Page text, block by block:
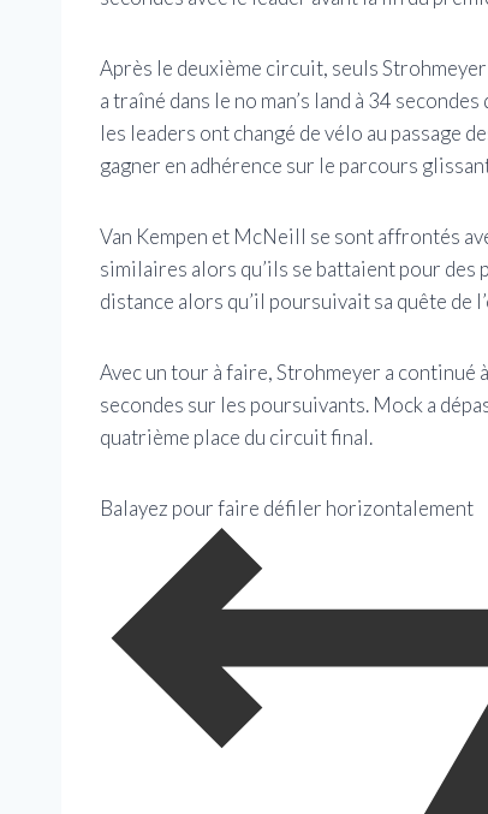
Après le deuxième circuit, seuls
a traîné dans le no man’s land à 34
les leaders ont changé de vélo au passage
gagner en adhérence sur le parcours
Van Kempen et McNeill se sont affrontés
similaires alors qu’ils se battaient pour des
distance alors qu’il poursuivait sa quête de
Avec un tour à faire, Strohmeyer a continué
secondes sur les poursuivants. Mock a
quatrième place du circuit final.
Balayez pour faire défiler horizontalement